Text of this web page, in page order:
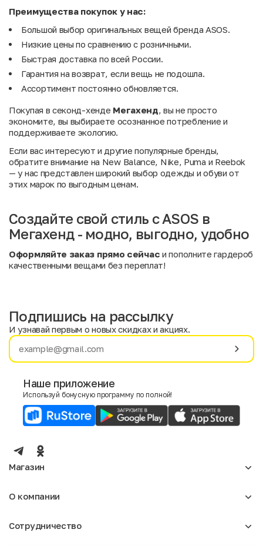
Преимущества покупок у нас:
Большой выбор оригинальных вещей бренда ASOS.
Низкие цены по сравнению с розничными.
Быстрая доставка по всей России.
Гарантия на возврат, если вещь не подошла.
Ассортимент постоянно обновляется.
Покупая в секонд-хенде Мегахенд , вы не просто
экономите, вы выбираете осознанное потребление и
поддерживаете экологию.
Если вас интересуют и другие популярные бренды,
обратите внимание на New Balance Nike Puma и Reebok
— у нас представлен широкий выбор одежды и обуви от
этих марок по выгодным ценам.
Создайте свой стиль с ASOS в
Мегахенд - модно, выгодно, удобно
Оформляйте заказ прямо сейчас и пополните гардероб
качественными вещами без переплат!
Имя
E-mail
Мужской
Подпишись на рассылку
И узнавай первым о новых скидках и акциях.
Наше приложение
Используй бонусную программу по полной!
Магазин
Мужское
Детское
О компании
Отзывы
Сотрудничество